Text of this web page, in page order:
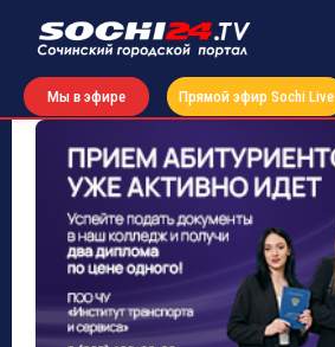
Мы в эфире Прямой эфир Sochi Live